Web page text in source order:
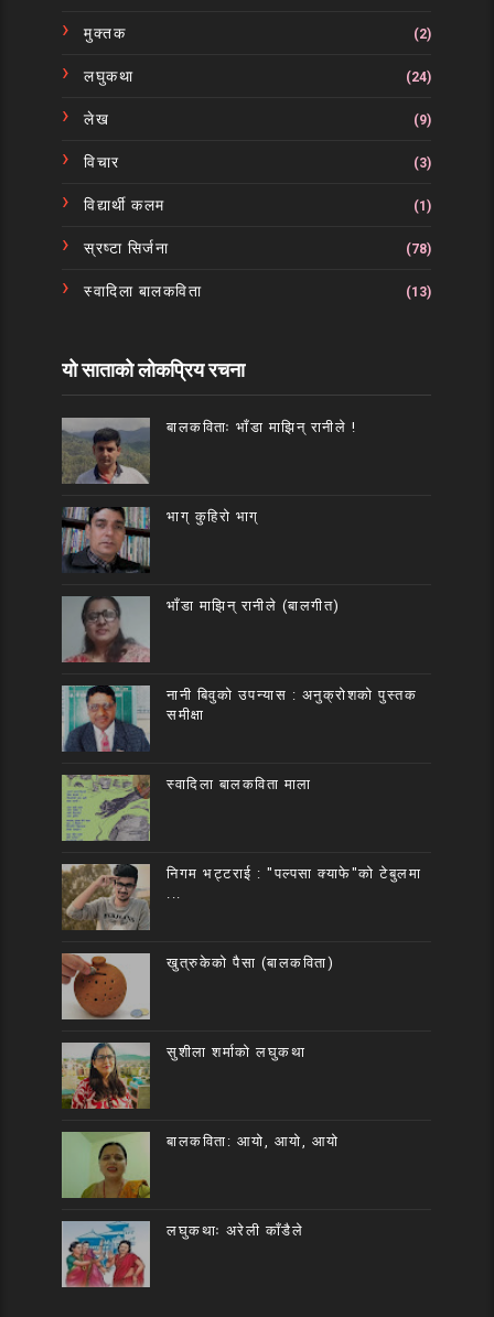
मुक्तक (2)
लघुकथा (24)
लेख (9)
विचार (3)
विद्यार्थी कलम (1)
स्रष्टा सिर्जना (78)
स्वादिला बालकविता (13)
यो साताको लोकप्रिय रचना
बालकविताः भाँडा माझिन् रानीले !
भाग् कुहिरो भाग्
भाँडा माझिन् रानीले (बालगीत)
नानी बिवुको उपन्यास : अनुक्रोशको पुस्तक
समीक्षा
स्वादिला बालकविता माला
निगम भट्टराई : "पल्पसा क्याफे"को टेबुलमा
खुत्रुकेको पैसा (बालकविता)
सुशीला शर्माको लघुकथा
बालकविता: आयो, आयो, आयो
लघुकथाः अरेली काँडैले